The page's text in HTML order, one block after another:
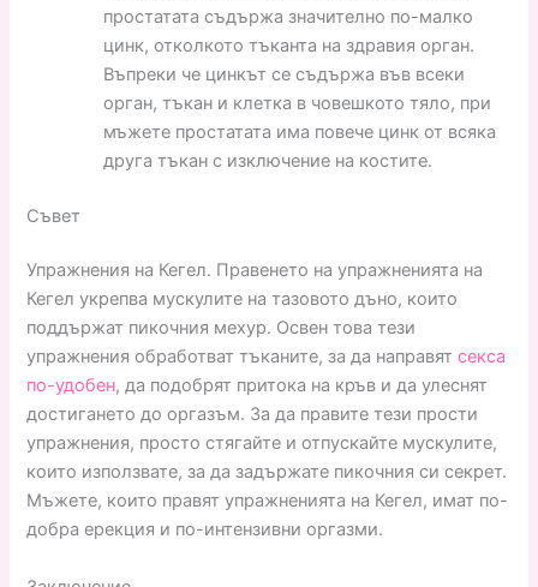
простатата съдържа значително по-малко
цинк, отколкото тъканта на здравия орган.
Въпреки че цинкът се съдържа във всеки
орган, тъкан и клетка в човешкото тяло, при
мъжете простатата има повече цинк от всяка
друга тъкан с изключение на костите.
Съвет
Упражнения на Кегел. Правенето на упражненията на
Кегел укрепва мускулите на тазовото дъно, които
поддържат пикочния мехур. Освен това тези
упражнения обработват тъканите, за да направятсекса
по-удобен, да подобрят притока на кръв и да улеснят
достигането до оргазъм. За да правите тези прости
упражнения, просто стягайте и отпускайте мускулите,
които използвате, за да задържате пикочния си секрет.
Мъжете, които правят упражненията на Кегел, имат по-
добра ерекция и по-интензивни оргазми.